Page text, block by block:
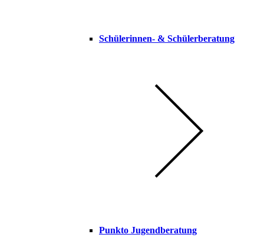
Schülerinnen- & Schülerberatung
Punkto Jugendberatung